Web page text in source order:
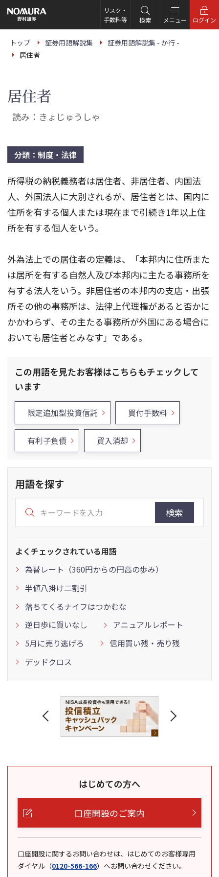
の
ー
リスク・
手数料等
検索 メニュー ログイン
トップ 証券用語解説集
証券用語解説集 - か行 -
居住者
居住者
読み：きょじゅうしゃ
分類：制度・法律
所得税の納税義務者は居住者、非居住者、内国法
人、外国法人に大別されるが、居住者とは、国内に
住所を有する個人または現在まで引続き1年以上住
所を有する個人をいう。
外為法上での居住者の定義は、「本邦内に住所また
は居所を有する自然人及び本邦内に主たる事務所を
有する法人をいう。非居住者の本邦内の支店・出張
所その他の事務所は、法律上代理権があると否かに
かかわらず、その主たる事務所が外国にある場合に
おいても居住者とみなす」である。
この用語を見たお客様はこちらもチェックして
います
限定追加型投資信託 買付手数料
有利子負債 買入消却
用語を探す
検索
よくチェックされている用語
為替レート（360円からの円高の歩み）
半値八掛け二割引
落ちてくるナイフはつかむな
逆日歩に買いなし
アニュアルレポート
5月に売り逃げろ
信用買い残・売り残
デッドクロス
はじめての方へ
口座開設のご案内
口座開設に関するお問い合わせは、はじめてのお客様専用
ダイヤル （0120-566-166） へお問い合わせください。